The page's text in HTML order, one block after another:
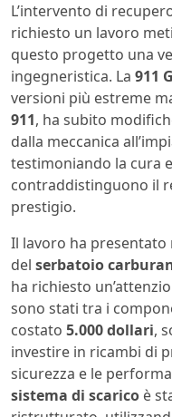
L’intervento di
richiesto un lavoro
questo progetto una
ingegneristica. La 911
versioni più estreme
911, ha subito
dalla meccanica
testimoniando la cura
contraddistinguono il
prestigio.
Il lavoro ha presentato
del serbatoio
ha richiesto
sono stati tra i
costato 5.000 dollari,
investire in ricambi di
sicurezza e le
sistema di scarico è